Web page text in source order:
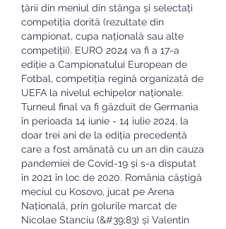
țării din meniul din stânga și selectați
competiția dorită (rezultate din
campionat, cupa națională sau alte
competiții). EURO 2024 va fi a 17-a
ediție a Campionatului European de
Fotbal, competiția regină organizată de
UEFA la nivelul echipelor naționale.
Turneul final va fi găzduit de Germania
în perioada 14 iunie - 14 iulie 2024, la
doar trei ani de la ediția precedentă
care a fost amânată cu un an din cauza
pandemiei de Covid-19 și s-a disputat
în 2021 în loc de 2020. România câștigă
meciul cu Kosovo, jucat pe Arena
Națională, prin golurile marcat de
Nicolae Stanciu (&#39;83) și Valentin